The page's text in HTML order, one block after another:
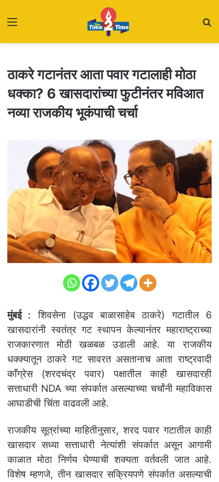
ठाकरे गटानंतर आता पवार गटालाही मोठा
धक्का? 6 खासदारांच्या फुटीनंतर मविआत
नव्या राजकीय भूकंपाची चर्चा
मुंबई : शिवसेना (उद्धव बाळासाहेब ठाकरे) गटातील 6
खासदारांनी स्वतंत्र गट स्थापन केल्यानंतर महाराष्ट्राच्या
राजकारणात मोठी खळबळ उडाली आहे. या राजकीय
धक्क्यातून ठाकरे गट सावरत असतानाच आता राष्ट्रवादी
काँग्रेस (शरदचंद्र पवार) पक्षातील काही खासदारही
सत्ताधारी NDA च्या संपर्कात असल्याच्या चर्चांनी महाविकास
आघाडीची चिंता वाढवली आहे.
राजकीय सूत्रांच्या माहितीनुसार, शरद पवार गटातील काही
खासदार सध्या सत्ताधारी नेत्यांशी संपर्कात असून आगामी
काळात मोठा निर्णय घेण्याची शक्यता वर्तवली जात आहे.
विशेष म्हणजे, तीन खासदार सक्रियपणे संपर्कात असल्याची